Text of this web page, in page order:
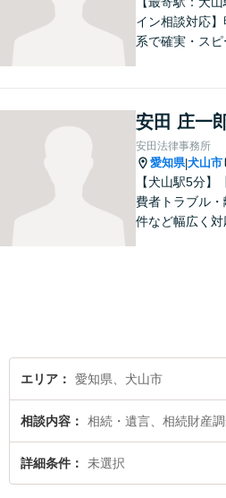
イン相談対応
系で確実・スピ
に対応します。
料】法律トラブ
方は、お気軽
い。
安田 庄一
安田法律事務所
愛知県|犬山市
【犬山駅5分】
費者トラブル
件など幅広く対
エリア 愛知県、犬山市
相談内容 相続・遺言、相続財産
詳細条件 未選択